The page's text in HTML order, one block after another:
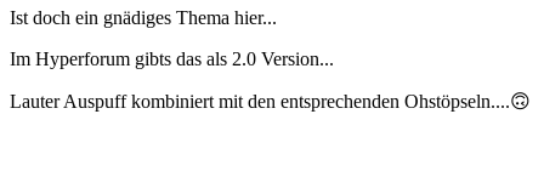
Ist doch ein gnädiges Thema hier...
Im Hyperforum gibts das als 2.0 Version...
Lauter Auspuff kombiniert mit den entsprechenden Ohstöpseln....🙃